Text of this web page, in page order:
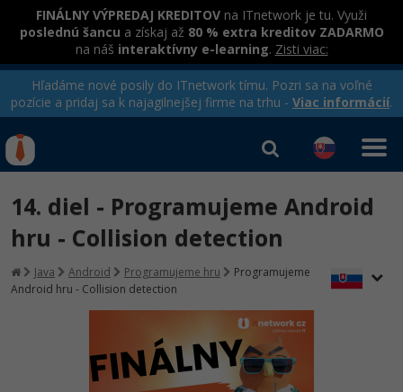
FINÁLNY VÝPREDAJ KREDITOV na ITnetwork je tu. Využi
poslednú šancu a získaj až 80 % extra kreditov ZADARMO
na náš interaktívny e-learning. Zisti viac:
Hľadáme nové posily do ITnetwork tímu. Pozri sa na voľné
pozície a pridaj sa k najagilnejšej firme na trhu - Viac informácií.
Rekvalifikačné kurzy
hradené úradom práce
Kurzy programovania
Ako začať?
C# .NET -80%
Prihlásiť sa | Registrovať
14. diel - Programujeme Android
hru - Collision detection
Java Android Programujeme hru
Programujeme
Android hru - Collision detection